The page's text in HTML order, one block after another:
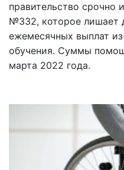
правительство срочно
№332, которое лишает
ежемесячных выплат
обучения. Суммы
марта 2022 года.